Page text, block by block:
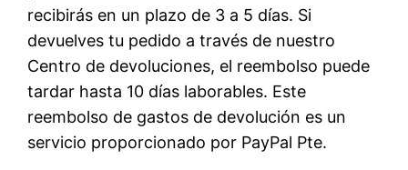
recibirás en un plazo de 3 a 5 días. Si
devuelves tu pedido a través de nuestro
Centro de devoluciones, el reembolso puede
tardar hasta 10 días laborables. Este
reembolso de gastos de devolución es un
servicio proporcionado por PayPal Pte.